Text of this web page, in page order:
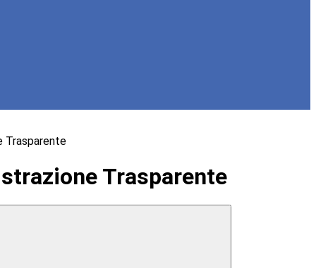
Trasparente
Trasparente